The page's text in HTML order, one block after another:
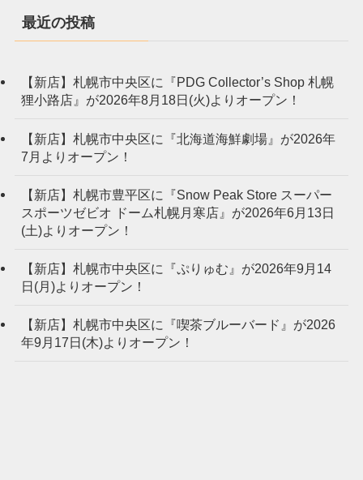
最近の投稿
【新店】札幌市中央区に『PDG Collector’s Shop 札幌
狸小路店』が2026年8月18日(火)よりオープン！
【新店】札幌市中央区に『北海道海鮮劇場』が2026年
7月よりオープン！
【新店】札幌市豊平区に『Snow Peak Store スーパー
スポーツゼビオ ドーム札幌月寒店』が2026年6月13日
(土)よりオープン！
【新店】札幌市中央区に『ぷりゅむ』が2026年9月14
日(月)よりオープン！
【新店】札幌市中央区に『喫茶ブルーバード』が2026
年9月17日(木)よりオープン！